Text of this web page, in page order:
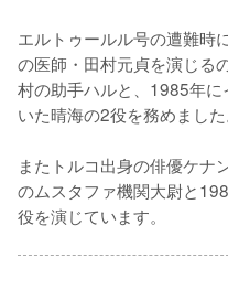
エルトゥールル号の遭難時
の医師・田村元貞を演じる
村の助手ハルと、1985年
いた晴海の2役を務めました
またトルコ出身の俳優ケナ
のムスタファ機関大尉と
役を演じています。